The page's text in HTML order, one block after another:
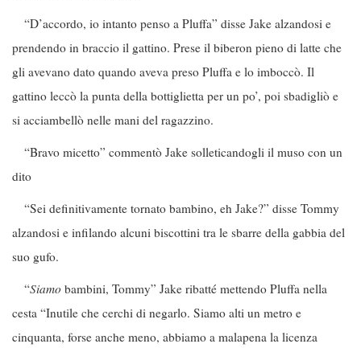
“D’accordo, io intanto penso a Pluffa” disse Jake alzandosi e
prendendo in braccio il gattino. Prese il biberon pieno di latte che
gli avevano dato quando aveva preso Pluffa e lo imboccò. Il
gattino leccò la punta della bottiglietta per un po’, poi sbadigliò e
si acciambellò nelle mani del ragazzino.
“Bravo micetto” commentò Jake solleticandogli il muso con un
dito
“Sei definitivamente tornato bambino, eh Jake?” disse Tommy
alzandosi e infilando alcuni biscottini tra le sbarre della gabbia del
suo gufo.
“Siamo bambini, Tommy” Jake ribatté mettendo Pluffa nella
cesta “Inutile che cerchi di negarlo. Siamo alti un metro e
cinquanta, forse anche meno, abbiamo a malapena la licenza